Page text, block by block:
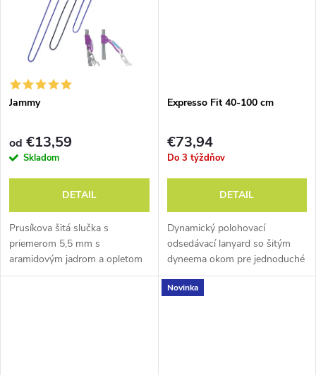
v
v
Jammy
od €13,59
Skladom
DETAIL
Prusíkova šitá slučka s
priemerom 5,5 mm s
aramidovým jadrom a opletom
z polyamidu.
Expresso Fit 40-100 cm
€73,94
Do 3 týždňov
DETAIL
Dynamický polohovací
odsedávací lanyard so šitým
dyneema okom pre jednoduché
metodické zlanenie.
Novinka